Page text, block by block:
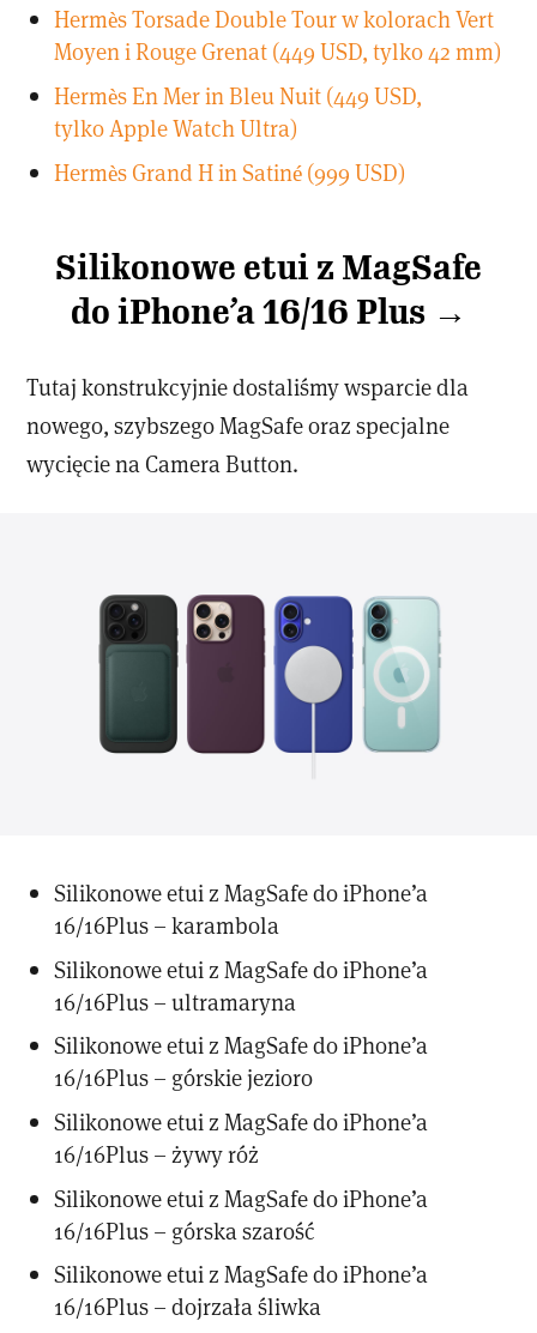
Hermès Torsade Double Tour w kolorach Vert
Moyen i Rouge Grenat (449 USD, tylko 42 mm)
Hermès En Mer in Bleu Nuit (449 USD,
tylko Apple Watch Ultra)
Hermès Grand H in Satiné (999 USD)
Silikonowe etui z MagSafe
do iPhone’a 16/16 Plus →
Tutaj konstrukcyjnie dostaliśmy wsparcie dla
nowego, szybszego MagSafe oraz specjalne
wycięcie na Camera Button.
Silikonowe etui z MagSafe do iPhone’a
16/16Plus – karambola
Silikonowe etui z MagSafe do iPhone’a
16/16Plus – ultramaryna
Silikonowe etui z MagSafe do iPhone’a
16/16Plus – górskie jezioro
Silikonowe etui z MagSafe do iPhone’a
16/16Plus – żywy róż
Silikonowe etui z MagSafe do iPhone’a
16/16Plus – górska szarość
Silikonowe etui z MagSafe do iPhone’a
16/16Plus – dojrzała śliwka